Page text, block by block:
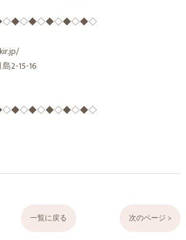
2-15-16
一覧に戻る 次のページ >